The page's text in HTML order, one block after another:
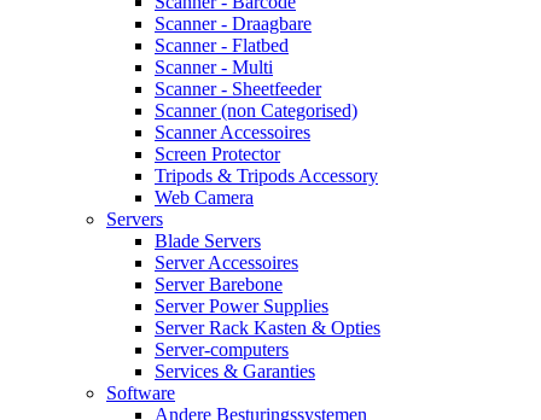
Scanner - Draagbare
Scanner - Flatbed
Scanner - Multi
Scanner - Sheetfeeder
Scanner (non Categorised)
Scanner Accessoires
Screen Protector
Tripods & Tripods Accessory
Web Camera
Servers
Blade Servers
Server Accessoires
Server Barebone
Server Power Supplies
Server Rack Kasten & Opties
Server-computers
Services & Garanties
Software
Andere Besturingssystemen